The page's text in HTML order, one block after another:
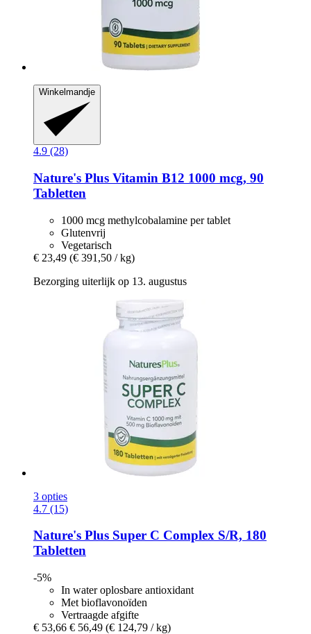
Winkelmandje
4.9 (28)
Nature's Plus Vitamin B12 1000 mcg, 90
Tabletten
1000 mcg methylcobalamine per tablet
Glutenvrij
Vegetarisch
€ 23,49 (€ 391,50 / kg)
Bezorging uiterlijk op 13. augustus
3 opties
4.7 (15)
Nature's Plus Super C Complex S/R, 180
Tabletten
-5%
In water oplosbare antioxidant
Met bioflavonoïden
Vertraagde afgifte
€ 53,66 € 56,49 (€ 124,79 / kg)